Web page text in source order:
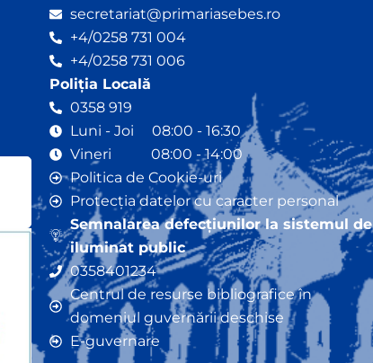
secretariat@primariasebes.ro
+4/0258 731 004
+4/0258 731 006
Poliția Locală
0358 919
Luni - Joi 08:00 - 16:30
Vineri 08:00 - 14:00
Politica de Cookie-uri
Protecția datelor cu caracter personal
Semnalarea defecțiunilor la sistemul de
iluminat public
0358401234
Centrul de resurse bibliografice în
domeniul guvernării deschise
E-guvernare